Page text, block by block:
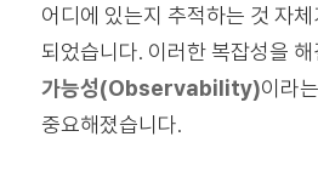
어디에 있는지 추적하는 것 자체
되었습니다. 이러한 복잡성을 해
가능성(Observability)이라
중요해졌습니다.